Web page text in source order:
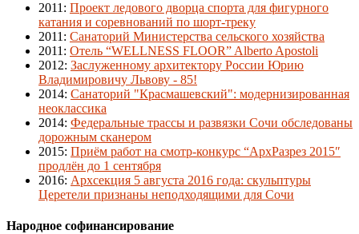
2011 : Проект ледового дворца спорта для фигурного
катания и соревнований по шорт-треку
2011 : Санаторий Министерства сельского хозяйства
2011 : Отель “WELLNESS FLOOR” Alberto Apostoli
2012: Заслуженному архитектору России Юрию
Владимировичу Львову - 85!
2014: Санаторий "Красмашевский": модернизированная
неоклассика
2014: Федеральные трассы и развязки Сочи обследованы
дорожным сканером
2015: Приём работ на смотр-конкурс “АрхРазрез 2015″
продлён до 1 сентября
2016: Архсекция 5 августа 2016 года: скульптуры
Церетели признаны неподходящими для Сочи
Народное софинансирование